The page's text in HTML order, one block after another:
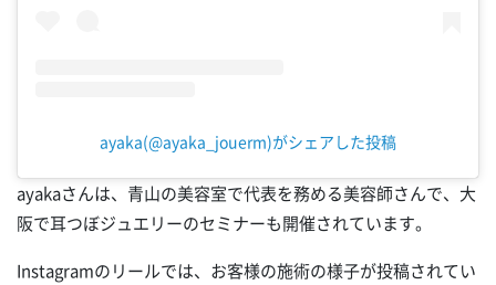
ayaka(@ayaka_jouerm)がシェアした投稿
ayakaさんは、青山の美容室で代表を務める美容師さんで、大
阪で耳つぼジュエリーのセミナーも開催されています。
Instagramのリールでは、お客様の施術の様子が投稿されてい